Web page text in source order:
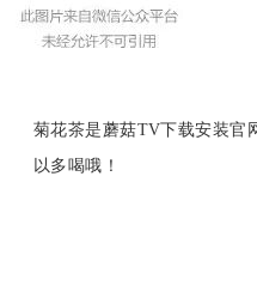
菊花茶是蘑菇TV下载安装官网
以多喝哦 ！